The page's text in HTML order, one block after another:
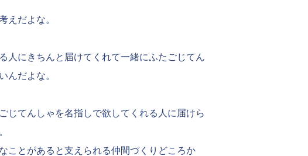
だよな。
人にきちんと届けてくれて一緒にふたごじてん
んだよな。
じてんしゃを名指しで欲してくれる人に届けら
ことがあると支えられる仲間づくりどころか